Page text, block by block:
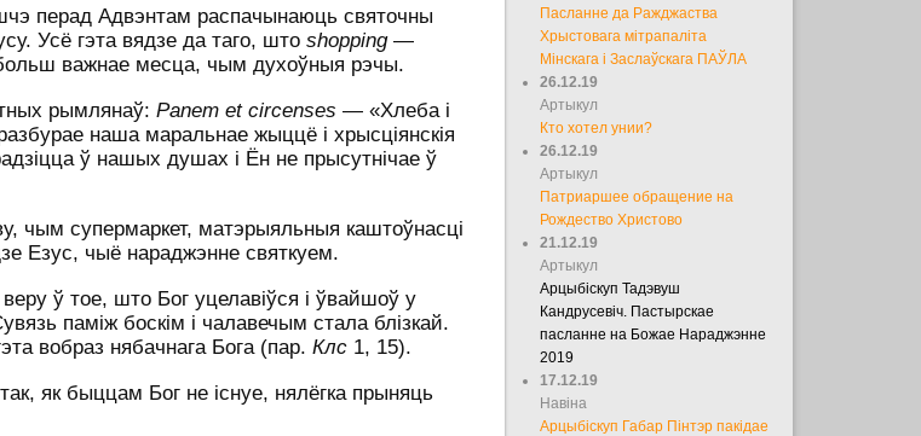
перад Адвэнтам распачынаюць святочны
Усё гэта вядзе да таго, што shopping —
важнае месца, чым духоўныя рэчы.
рымлянаў: Panem et circenses — «Хлеба і
наша маральнае жыццё і хрысціянскія
ў нашых душах і Ён не прысутнічае ў
чым супермаркет, матэрыяльныя каштоўнасці
Езус, чыё нараджэнне святкуем.
ў тое, што Бог уцелавіўся і ўвайшоў у
паміж боскім і чалавечым стала блізкай.
вобраз нябачнага Бога (пар. Клс1, 15).
як быццам Бог не існуе, нялёгка прыняць
Пасланне да Ражджаства
Хрыстовага мітрапаліта
Мінскага і Заслаўскага ПАЎЛА
26.12.19
Артыкул
Кто хотел унии?
26.12.19
Артыкул
Патриаршее обращение на
Рождество Христово
21.12.19
Артыкул
Арцыбіскуп Тадэвуш
Кандрусевіч. Пастырскае
пасланне на Божае Нараджэнне
2019
17.12.19
Навіна
Арцыбіскуп Габар Пінтэр пакідае